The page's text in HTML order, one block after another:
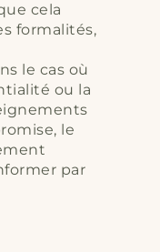
cela
formalités,
le cas où
ou la
le
par